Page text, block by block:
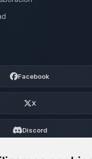
Facebook
X
Discord
Foro